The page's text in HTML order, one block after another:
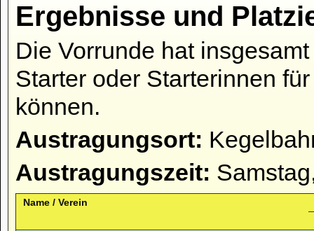
Ergebnisse und
Die Vorrunde hat
Starter oder Starterinnen
können.
Austragungsort:
Austragungszeit:
Name / Verein